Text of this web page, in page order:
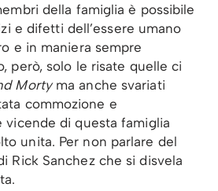
della famiglia è possibile
e difetti dell’essere umano
e in maniera sempre
però, solo le risate quelle ci
Mortyma anche svariati
commozione e
vicende di questa famiglia
unita. Per non parlare del
Rick Sanchez che si disvela